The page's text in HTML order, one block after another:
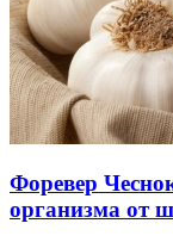
Форевер
организма от